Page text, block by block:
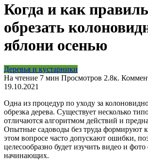
Когда и как
обрезать
яблони осенью
Деревья и кустарники
На чтение 7 мин Просмотров 2.8к.
19.10.2021
Одна из процедур по уходу за
обрезка дерева. Существует несколько
отличаются алгоритмом действий и
Опытные садоводы без труда формируют
этом вопросе часто допускают ошибки,
целесообразно будет изучить видео и
начинающих.